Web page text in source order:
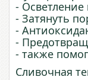
-
- Затянуть
-
-
- также
Сливочная